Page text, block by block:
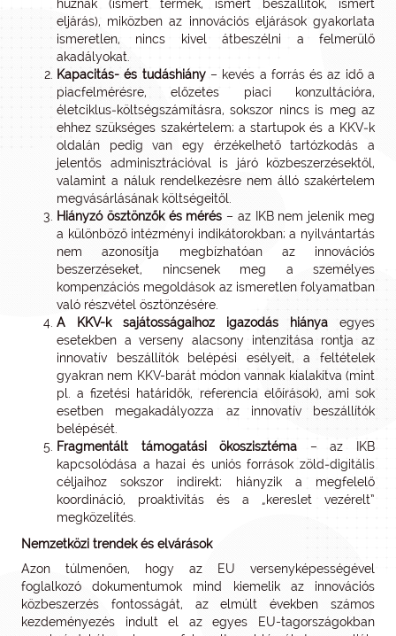
húznak (ismert termék, ismert beszállítók, ismert
eljárás), miközben az innovációs eljárások gyakorlata
ismeretlen, nincs kivel átbeszélni a felmerülő
akadályokat.
Kapacitás- és tudáshiány– kevés a forrás és az idő a
piacfelmérésre, előzetes piaci konzultációra,
életciklus‑költségszámításra, sokszor nincs is meg az
ehhez szükséges szakértelem; a startupok és a KKV‑k
oldalán pedig van egy érzékelhető tartózkodás a
jelentős adminisztrációval is járó közbeszerzésektől,
valamint a náluk rendelkezésre nem álló szakértelem
megvásárlásának költségeitől.
Hiányzó ösztönzők és mérés – az IKB nem jelenik meg
a különböző intézményi indikátorokban; a nyilvántartás
nem azonosítja megbízhatóan az innovációs
beszerzéseket, nincsenek meg a személyes
kompenzációs megoldások az ismeretlen folyamatban
való részvétel ösztönzésére.
A KKV-k sajátosságaihoz igazodás hiánya egyes
esetekben a verseny alacsony intenzitása rontja az
innovatív beszállítók belépési esélyeit, a feltételek
gyakran nem KKV-barát módon vannak kialakítva (mint
pl. a fizetési határidők, referencia előírások), ami sok
esetben megakadályozza az innovatív beszállítók
belépését.
Fragmentált támogatási ökoszisztéma – az IKB
kapcsolódása a hazai és uniós források zöld‑digitális
céljaihoz sokszor indirekt; hiányzik a megfelelő
koordináció, proaktivitás és a „kereslet vezérelt”
megközelítés.
Nemzetközi trendek és elvárások
Azon túlmenően, hogy az EU versenyképességével
foglalkozó dokumentumok mind kiemelik az innovációs
közbeszerzés fontosságát, az elmúlt években számos
kezdeményezés indult el az egyes EU-tagországokban